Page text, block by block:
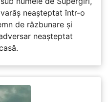
neașteptat într-o
de răzbunare și
neașteptat